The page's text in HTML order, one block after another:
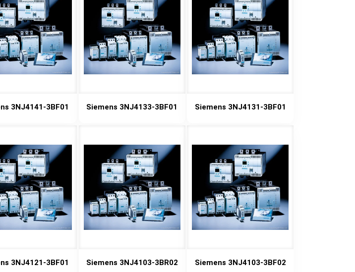
3NJ4141-3BF01 Siemens 3NJ4133-3BF01 Siemens 3NJ4131-3BF01
3NJ4121-3BF01 Siemens 3NJ4103-3BR02 Siemens 3NJ4103-3BF02